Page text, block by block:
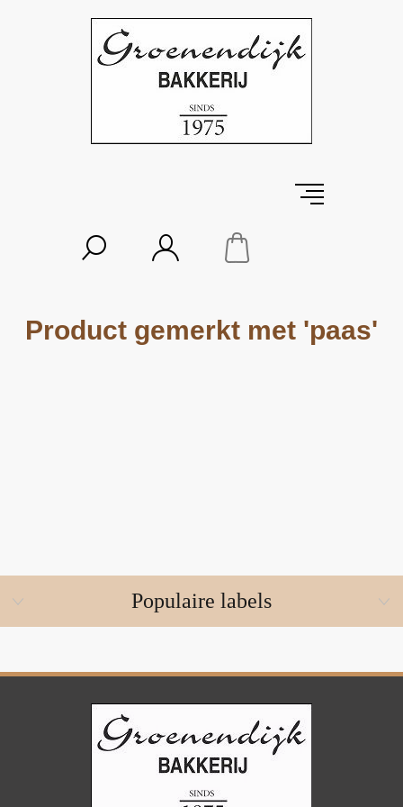
Product gemerkt met 'paas'
Populaire labels